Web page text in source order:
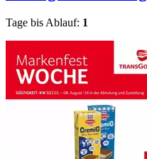
Tage bis Ablauf: 1